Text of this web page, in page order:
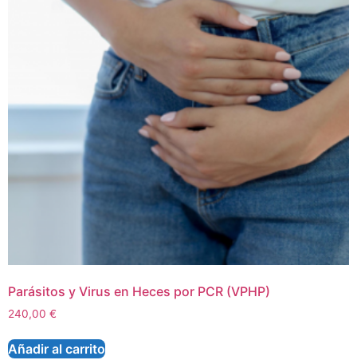
Parásitos y Virus en Heces por PCR (VPHP)
240,00 €
Añadir al carrito